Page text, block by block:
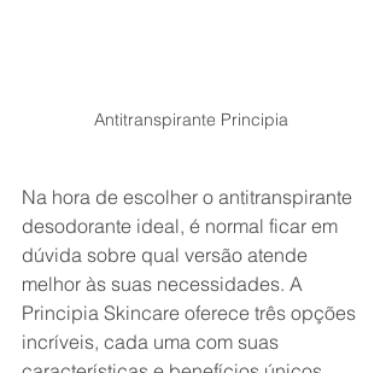
Antitranspirante Principia
Na hora de escolher o antitranspirante
desodorante ideal, é normal ficar em
dúvida sobre qual versão atende
melhor às suas necessidades. A
Principia Skincare oferece três opções
incríveis, cada uma com suas